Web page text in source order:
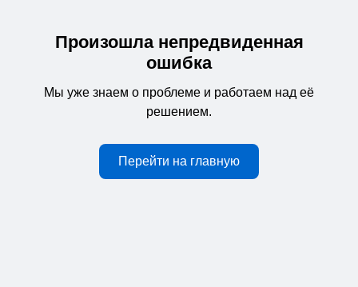
Произошла непредвиденная
ошибка
Мы уже знаем о проблеме и работаем над её
решением.
Перейти на главную